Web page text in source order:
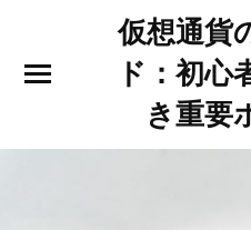
仮想通貨
ド：初心
き重要